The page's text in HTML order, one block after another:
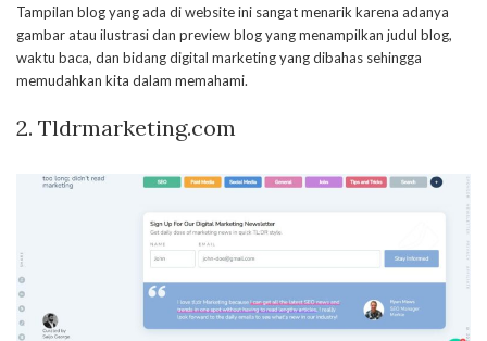
Tampilan blog yang ada di website ini sangat menarik karena adanya
gambar atau ilustrasi dan preview blog yang menampilkan judul blog,
waktu baca, dan bidang digital marketing yang dibahas sehingga
memudahkan kita dalam memahami.
2. Tldrmarketing.com